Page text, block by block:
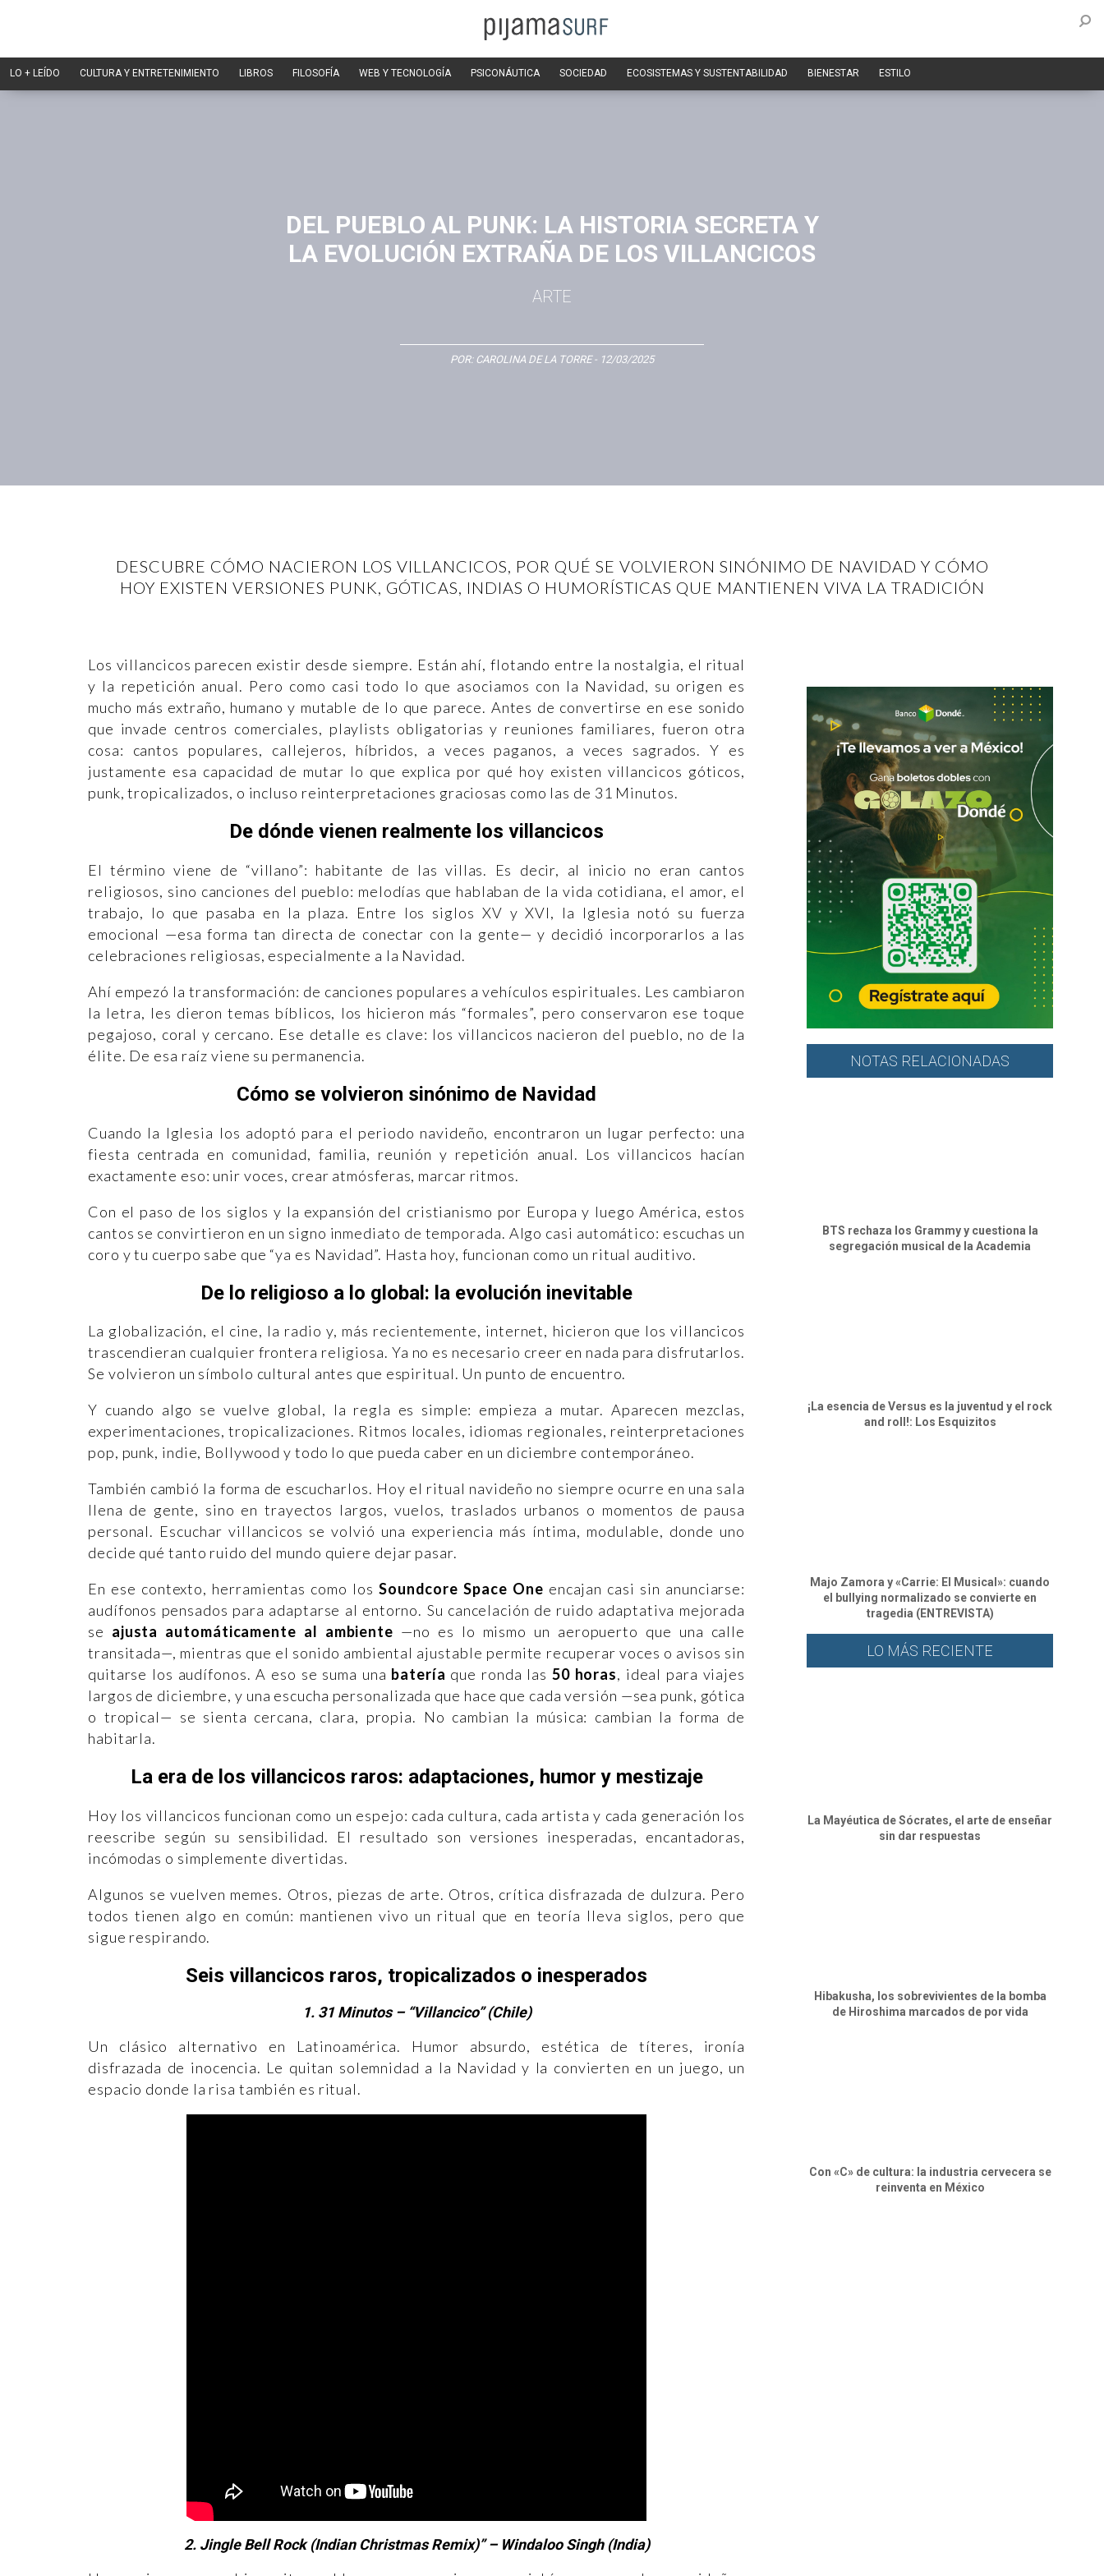
LO + LEÍDO CULTURA Y ENTRETENIMIENTO LIBROS FILOSOFÍA WEB Y TECNOLOGÍA PSICONÁUTICA SOCIEDAD ECOSISTEMAS Y SUSTENTABILIDAD BIENESTAR ESTILO
DEL PUEBLO AL PUNK: LA HISTORIA SECRETA Y
LA EVOLUCIÓN EXTRAÑA DE LOS VILLANCICOS
ARTE
POR: CAROLINA DE LA TORRE- 12/03/2025
DESCUBRE CÓMO NACIERON LOS VILLANCICOS, POR QUÉ SE VOLVIERON SINÓNIMO DE NAVIDAD Y CÓMO
HOY EXISTEN VERSIONES PUNK, GÓTICAS, INDIAS O HUMORÍSTICAS QUE MANTIENEN VIVA LA TRADICIÓN
Los villancicos parecen existir desde siempre. Están ahí, flotando entre la nostalgia, el ritual
y la repetición anual. Pero como casi todo lo que asociamos con la Navidad, su origen es
mucho más extraño, humano y mutable de lo que parece. Antes de convertirse en ese sonido
que invade centros comerciales, playlists obligatorias y reuniones familiares, fueron otra
cosa: cantos populares, callejeros, híbridos, a veces paganos, a veces sagrados. Y es
justamente esa capacidad de mutar lo que explica por qué hoy existen villancicos góticos,
punk, tropicalizados, o incluso reinterpretaciones graciosas como las de 31 Minutos.
De dónde vienen realmente los villancicos
El término viene de “villano”: habitante de las villas. Es decir, al inicio no eran cantos
religiosos, sino canciones del pueblo: melodías que hablaban de la vida cotidiana, el amor, el
trabajo, lo que pasaba en la plaza. Entre los siglos XV y XVI, la Iglesia notó su fuerza
emocional —esa forma tan directa de conectar con la gente— y decidió incorporarlos a las
celebraciones religiosas, especialmente a la Navidad.
Ahí empezó la transformación: de canciones populares a vehículos espirituales. Les cambiaron
la letra, les dieron temas bíblicos, los hicieron más “formales”, pero conservaron ese toque
pegajoso, coral y cercano. Ese detalle es clave: los villancicos nacieron del pueblo, no de la
élite. De esa raíz viene su permanencia.
Cómo se volvieron sinónimo de Navidad
Cuando la Iglesia los adoptó para el periodo navideño, encontraron un lugar perfecto: una
fiesta centrada en comunidad, familia, reunión y repetición anual. Los villancicos hacían
exactamente eso: unir voces, crear atmósferas, marcar ritmos.
Con el paso de los siglos y la expansión del cristianismo por Europa y luego América, estos
cantos se convirtieron en un signo inmediato de temporada. Algo casi automático: escuchas un
coro y tu cuerpo sabe que “ya es Navidad”. Hasta hoy, funcionan como un ritual auditivo.
De lo religioso a lo global: la evolución inevitable
La globalización, el cine, la radio y, más recientemente, internet, hicieron que los villancicos
trascendieran cualquier frontera religiosa. Ya no es necesario creer en nada para disfrutarlos.
Se volvieron un símbolo cultural antes que espiritual. Un punto de encuentro.
Y cuando algo se vuelve global, la regla es simple: empieza a mutar. Aparecen mezclas,
experimentaciones, tropicalizaciones. Ritmos locales, idiomas regionales, reinterpretaciones
pop, punk, indie, Bollywood y todo lo que pueda caber en un diciembre contemporáneo.
También cambió la forma de escucharlos. Hoy el ritual navideño no siempre ocurre en una sala
llena de gente, sino en trayectos largos, vuelos, traslados urbanos o momentos de pausa
personal. Escuchar villancicos se volvió una experiencia más íntima, modulable, donde uno
decide qué tanto ruido del mundo quiere dejar pasar.
En ese contexto, herramientas como los Soundcore Space One encajan casi sin anunciarse:
audífonos pensados para adaptarse al entorno. Su cancelación de ruido adaptativa mejorada
se ajusta automáticamente al ambiente —no es lo mismo un aeropuerto que una calle
transitada—, mientras que el sonido ambiental ajustable permite recuperar voces o avisos sin
quitarse los audífonos. A eso se suma una batería que ronda las 50 horas, ideal para viajes
largos de diciembre, y una escucha personalizada que hace que cada versión —sea punk, gótica
o tropical— se sienta cercana, clara, propia. No cambian la música: cambian la forma de
habitarla.
La era de los villancicos raros: adaptaciones, humor y mestizaje
Hoy los villancicos funcionan como un espejo: cada cultura, cada artista y cada generación los
reescribe según su sensibilidad. El resultado son versiones inesperadas, encantadoras,
incómodas o simplemente divertidas.
Algunos se vuelven memes. Otros, piezas de arte. Otros, crítica disfrazada de dulzura. Pero
todos tienen algo en común: mantienen vivo un ritual que en teoría lleva siglos, pero que
sigue respirando.
Seis villancicos raros, tropicalizados o inesperados
1. 31 Minutos – “Villancico” (Chile)
Un clásico alternativo en Latinoamérica. Humor absurdo, estética de títeres, ironía
disfrazada de inocencia. Le quitan solemnidad a la Navidad y la convierten en un juego, un
espacio donde la risa también es ritual.
2. Jingle Bell Rock (Indian Christmas Remix)” – Windaloo Singh (India)
NOTAS RELACIONADAS
BTS rechaza los Grammy y cuestiona la
segregación musical de la Academia
¡La esencia de Versus es la juventud y el rock
and roll!: Los Esquizitos
Majo Zamora y «Carrie: El Musical»: cuando
el bullying normalizado se convierte en
tragedia (ENTREVISTA)
LO MÁS RECIENTE
La Mayéutica de Sócrates, el arte de enseñar
sin dar respuestas
Hibakusha, los sobrevivientes de la bomba
de Hiroshima marcados de por vida
Con «C» de cultura: la industria cervecera se
reinventa en México